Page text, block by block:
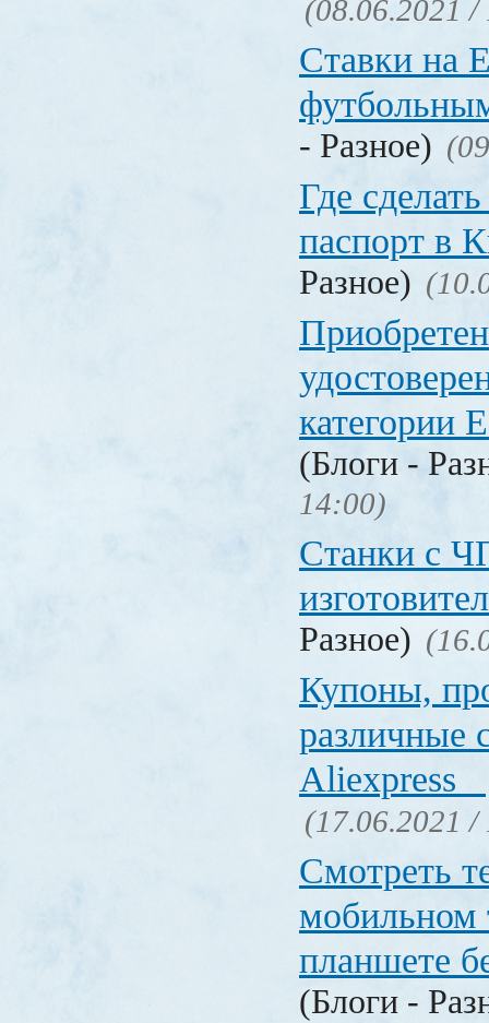
(08.06.2021 /
Ставки на
- Разное)
Где
паспорт в
Разное)
категории
(Блоги -
14:00)
Станки с
Разное)
Купоны,
различные
Aliexpress
(17.06.2021 /
Смотреть
мобильном
планшете
(Блоги -